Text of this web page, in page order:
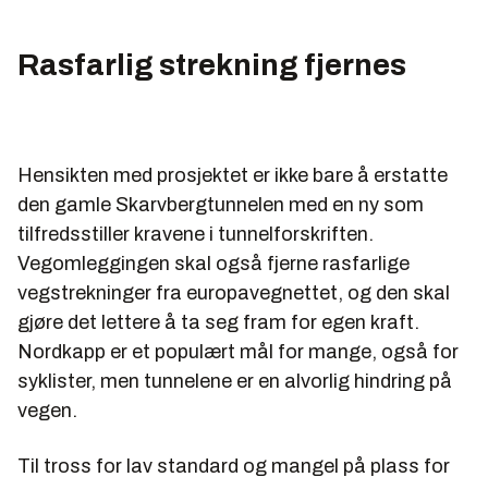
Rasfarlig strekning fjernes
Hensikten med prosjektet er ikke bare å erstatte
den gamle Skarvbergtunnelen med en ny som
tilfredsstiller kravene i tunnelforskriften.
Vegomleggingen skal også fjerne rasfarlige
vegstrekninger fra europavegnettet, og den skal
gjøre det lettere å ta seg fram for egen kraft.
Nordkapp er et populært mål for mange, også for
syklister, men tunnelene er en alvorlig hindring på
vegen.
Til tross for lav standard og mangel på plass for